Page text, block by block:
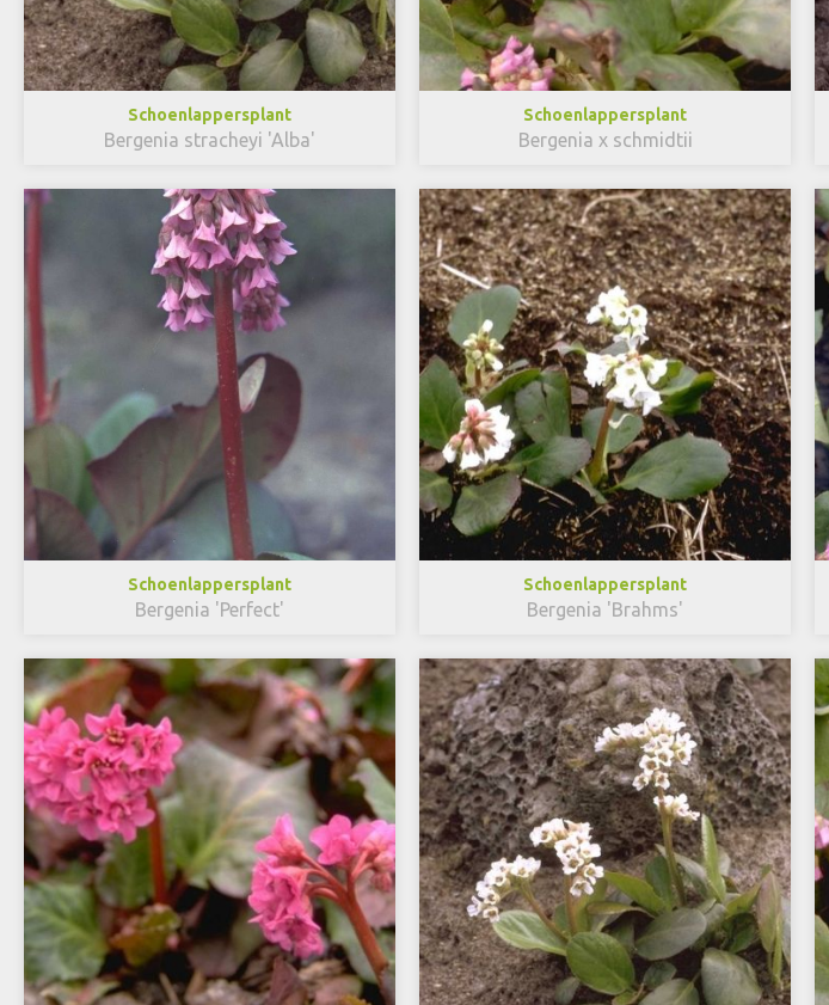
Schoenlappersplant
Bergenia stracheyi 'Alba'
Schoenlappersplant
Bergenia x schmidtii
Schoenlappersplant
Bergenia 'Perfect'
Schoenlappersplant
Bergenia 'Brahms'